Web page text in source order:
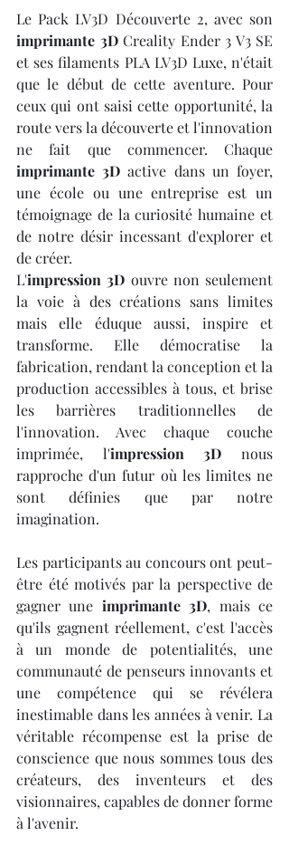
imprimante 3D Creality Ender 3 V3 SE
et ses filaments PLA LV3D Luxe, n'était
que le début de cette aventure. Pour
ceux qui ont saisi cette opportunité, la
route vers la découverte et l'innovation
imprimante 3D active dans un foyer,
une école ou une entreprise est un
témoignage de la curiosité humaine et
de notre désir incessant d'explorer et
de créer.
L'impression 3D ouvre non seulement
la voie à des créations sans limites
mais elle éduque aussi, inspire et
transforme. Elle démocratise la
fabrication, rendant la conception et la
production accessibles à tous, et brise
les barrières traditionnelles de
l'innovation. Avec chaque couche
imprimée, l'impression 3D nous
rapproche d'un futur où les limites ne
sont définies que par notre
imagination.
Les participants au concours ont peut-
être été motivés par la perspective de
gagner une imprimante 3D, mais ce
qu'ils gagnent réellement, c'est l'accès
à un monde de potentialités, une
communauté de penseurs innovants et
une compétence qui se révélera
inestimable dans les années à venir. La
véritable récompense est la prise de
conscience que nous sommes tous des
créateurs, des inventeurs et des
visionnaires, capables de donner forme
à l'avenir.